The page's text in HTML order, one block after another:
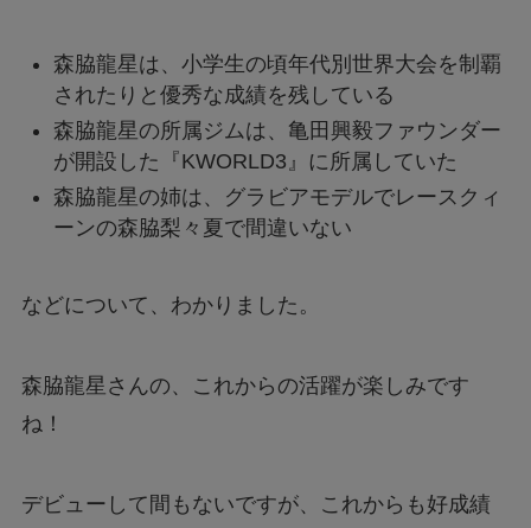
森脇龍星は、小学生の頃年代別世界大会を制覇
されたりと優秀な成績を残している
森脇龍星の所属ジムは、亀田興毅ファウンダー
が開設した『KWORLD3』に所属していた
森脇龍星の姉は、グラビアモデルでレースクィ
ーンの森脇梨々夏で間違いない
などについて、わかりました。
森脇龍星さんの、これからの活躍が楽しみです
ね！
デビューして間もないですが、これからも好成績